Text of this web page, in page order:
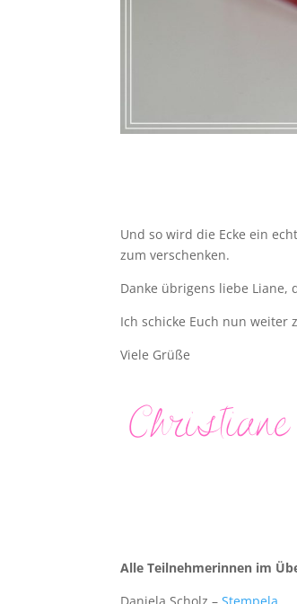
Und so wird die Ecke ein
zum verschenken.
Danke übrigens liebe Liane,
Ich schicke Euch nun weiter
Viele Grüße
Alle Teilnehmerinnen im
Daniela Scholz –Stempela